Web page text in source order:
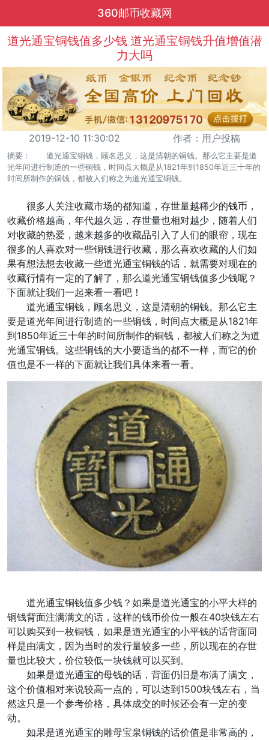
360邮币收藏网
道光通宝铜钱值多少钱 道光通宝铜钱升值增值潜
力大吗
2019-12-10 11:30:02 作者：用户投稿
摘要： 道光通宝铜钱，顾名思义，这是清朝的铜钱。那么它主要是道
光年间进行制造的一些铜钱，时间点大概是从1821年到1850年近三十年的
时间所制作的铜钱，都被人们称之为道光通宝铜钱。
很多人关注收藏市场的都知道，存世量越稀少的钱币 ，
收藏价格越高，年代越久远，存世量也相对越少，随着人们
对收藏的热爱，越来越多的收藏品引入了人们的眼帘，现在
很多的人喜欢对一些铜钱进行收藏，那么喜欢收藏的人们如
果有想法想去收藏一些道光通宝铜钱的话，就需要对现在的
收藏行情有一定的了解了，那么道光通宝铜钱值多少钱呢？
下面就让我们一起来看一看吧！
道光通宝铜钱，顾名思义，这是清朝的铜钱。那么它主
要是道光年间进行制造的一些铜钱，时间点大概是从1821年
到1850年近三十年的时间所制作的铜钱，都被人们称之为道
光通宝铜钱。这些铜钱的大小要适当的都不一样，而它的价
值也是不一样的下面就让我们具体来看一看。
道光通宝铜钱值多少钱？如果是道光通宝的小平大样的
铜钱背面注满满文的话，这样的钱币价位一般在40块钱左右
可以购买到一枚铜钱，如果是道光通宝的小平钱的话背面同
样是由满文，因为当时的发行量较多一些，所以现在的存世
量也比较大，价位较低一块钱就可以买到。
如果是道光通宝的母钱的话，背面仍旧是布满了满文，
这个价值相对来说较高一点的，可以达到1500块钱左右，当
然这只是一个参考价格，具体成交的时候还会有一定的变
动。
如果是道光通宝的雕母宝泉铜钱的话价值是非常高的，